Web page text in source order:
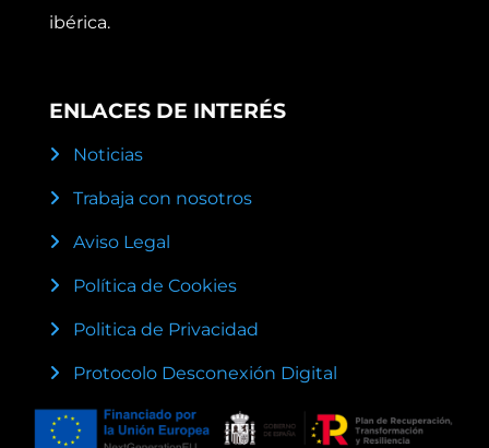
ibérica.
ENLACES DE INTERÉS
Noticias
Trabaja con nosotros
Aviso Legal
Política de Cookies
Politica de Privacidad
Protocolo Desconexión Digital